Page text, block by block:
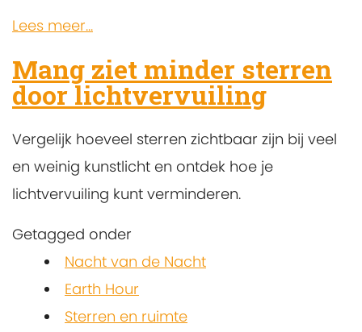
Lees meer...
Mang ziet minder sterren
door lichtvervuiling
Vergelijk hoeveel sterren zichtbaar zijn bij veel
en weinig kunstlicht en ontdek hoe je
lichtvervuiling kunt verminderen.
Getagged onder
Nacht van de Nacht
Earth Hour
Sterren en ruimte